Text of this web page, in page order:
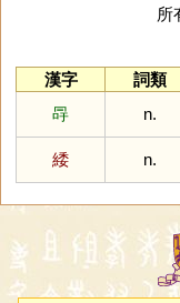
所
漢字
詞類
冔
n.
緌
n.